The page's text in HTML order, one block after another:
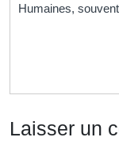
Humaines,
Laisser un